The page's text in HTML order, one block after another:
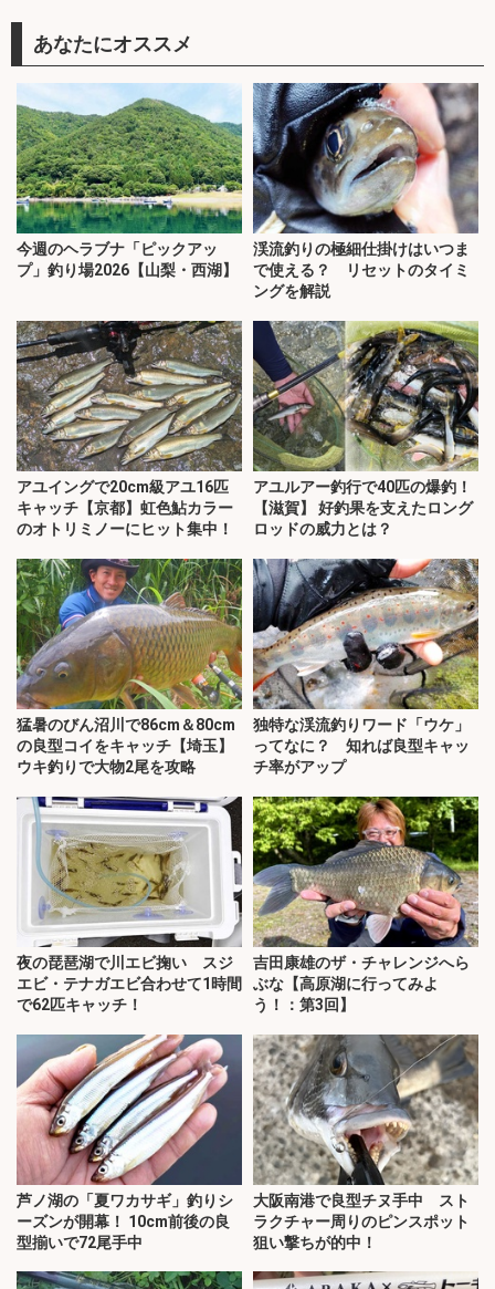
あなたにオススメ
今週のヘラブナ「ピックアッ
プ」釣り場2026【山梨・西湖】
渓流釣りの極細仕掛けはいつま
で使える？ リセットのタイミ
ングを解説
アユイングで20cm級アユ16匹
キャッチ【京都】虹色鮎カラー
のオトリミノーにヒット集中！
アユルアー釣行で40匹の爆釣！
【滋賀】 好釣果を支えたロング
ロッドの威力とは？
猛暑のびん沼川で86cm＆80cm
の良型コイをキャッチ【埼玉】
ウキ釣りで大物2尾を攻略
独特な渓流釣りワード「ウケ」
ってなに？ 知れば良型キャッ
チ率がアップ
夜の琵琶湖で川エビ掬い スジ
エビ・テナガエビ合わせて1時間
で62匹キャッチ！
吉田康雄のザ・チャレンジへら
ぶな【高原湖に行ってみよ
う！：第3回】
芦ノ湖の「夏ワカサギ」釣りシ
ーズンが開幕！ 10cm前後の良
型揃いで72尾手中
大阪南港で良型チヌ手中 スト
ラクチャー周りのピンスポット
狙い撃ちが的中！